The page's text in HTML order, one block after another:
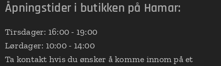
Åpningstider i butikken på Hamar:
Tirsdager: 16:00 - 19:00
Lørdager: 10:00 - 14:00
Ta kontakt hvis du ønsker å komme innom på et